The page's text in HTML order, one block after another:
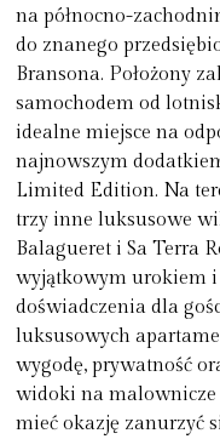
na północno-
do znanego
Bransona. Położony
samochodem od
idealne miejsce na
najnowszym
Limited Edition. Na
trzy inne luksusowe
Balagueret i Sa Terra
wyjątkowym urokiem
doświadczenia dla
luksusowych
wygodę, prywatność
widoki na malownicze
mieć okazję zanurzyć